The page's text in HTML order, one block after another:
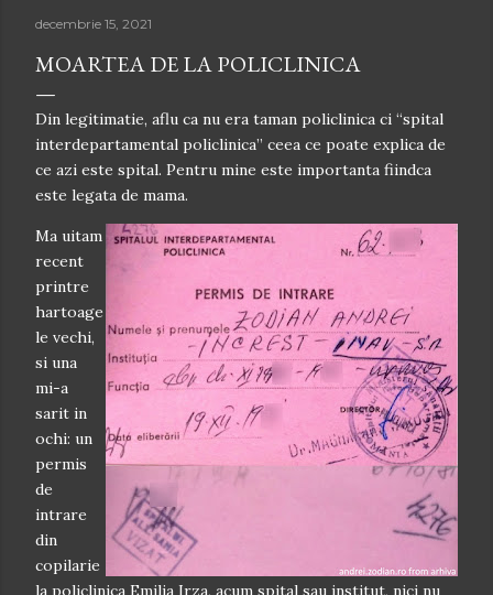
decembrie 15, 2021
MOARTEA DE LA POLICLINICA
Din legitimatie, aflu ca nu era taman policlinica ci “spital
interdepartamental policlinica” ceea ce poate explica de
ce azi este spital. Pentru mine este importanta fiindca
este legata de mama.
Ma uitam
recent
printre
hartoage
le vechi,
si una
mi-a
sarit in
ochi: un
permis
de
intrare
din
copilarie
la policlinica Emilia Irza, acum spital sau institut, nici nu